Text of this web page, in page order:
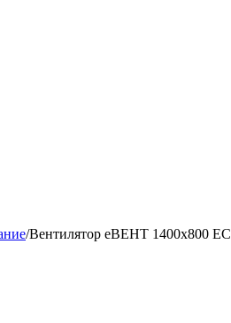
/Вентилятор еВЕНТ 1400x800 EC